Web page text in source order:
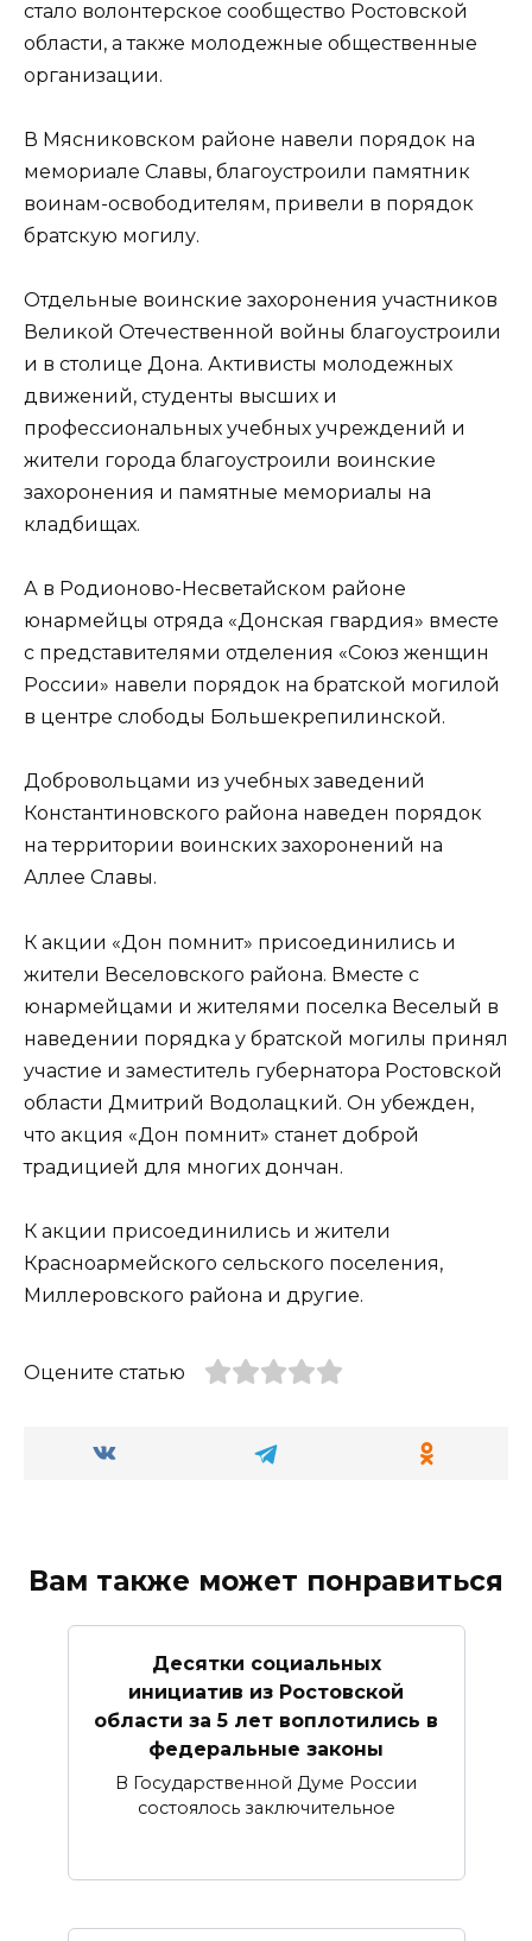
стало волонтерское сообщество Ростовской
области, а также молодежные общественные
организации.
В Мясниковском районе навели порядок на
мемориале Славы, благоустроили памятник
воинам-освободителям, привели в порядок
братскую могилу.
Отдельные воинские захоронения участников
Великой Отечественной войны благоустроили
и в столице Дона. Активисты молодежных
движений, студенты высших и
профессиональных учебных учреждений и
жители города благоустроили воинские
захоронения и памятные мемориалы на
кладбищах.
А в Родионово-Несветайском районе
юнармейцы отряда «Донская гвардия» вместе
с представителями отделения «Союз женщин
России» навели порядок на братской могилой
в центре слободы Большекрепилинской.
Добровольцами из учебных заведений
Константиновского района наведен порядок
на территории воинских захоронений на
Аллее Славы.
К акции «Дон помнит» присоединились и
жители Веселовского района. Вместе с
юнармейцами и жителями поселка Веселый в
наведении порядка у братской могилы принял
участие и заместитель губернатора Ростовской
области Дмитрий Водолацкий. Он убежден,
что акция «Дон помнит» станет доброй
традицией для многих дончан.
К акции присоединились и жители
Красноармейского сельского поселения,
Миллеровского района и другие.
Оцените статью
Вам также может понравиться
Десятки социальных
инициатив из Ростовской
области за 5 лет воплотились в
федеральные законы
В Государственной Думе России
состоялось заключительное